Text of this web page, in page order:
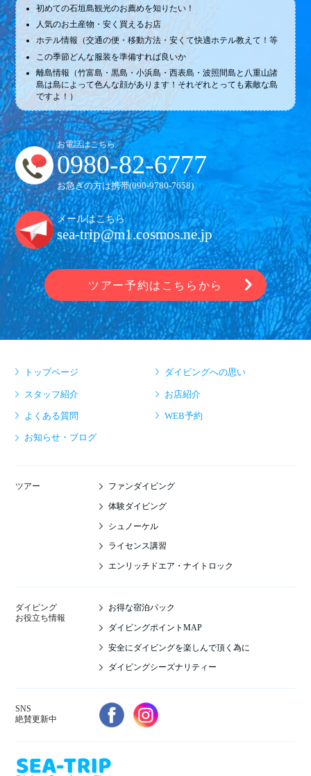
初めての石垣島観光のお薦めを知りたい！
人気のお土産物・安く買えるお店
ホテル情報（交通の便・移動方法・安くて快適ホテル教えて！等
この季節どんな服装を準備すれば良いか
離島情報（竹富島・黒島・小浜島・西表島・波照間島と八重山諸
島は島によって色んな顔があります！それぞれとっても素敵な島
ですよ！）
お電話はこちら
0980-82-6777
お急ぎの方は携帯(090-9780-7658)
メールはこちら
sea-trip@m1.cosmos.ne.jp
ツアー予約はこちらから
トップページ ダイビングへの思い
スタッフ紹介 お店紹介
よくある質問 WEB予約
お知らせ・ブログ
ツアー ファンダイビング
体験ダイビング
シュノーケル
ライセンス講習
エンリッチドエア・ナイトロック
ダイビング
お役立ち情報
お得な宿泊パック
ダイビングポイントMAP
安全にダイビングを楽しんで頂く為に
ダイビングシーズナリティー
SNS
絶賛更新中